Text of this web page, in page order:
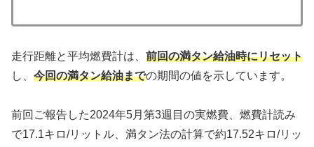
走行距離と平均燃費計は、 前回の満タン給油時にリセット
し、 今回の満タン給油までの期間の値を示しています。
前回ご報告した2024年5月第3週目の実燃費、燃費計読み
で17.1キロ/リットル、満タン法の計算で約17.52キロ/リッ